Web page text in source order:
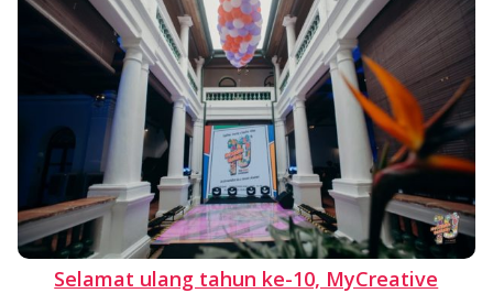
Selamat ulang tahun ke-10, MyCreative